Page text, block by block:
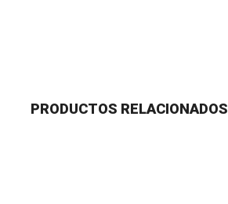
PRODUCTOS RELACIONADOS